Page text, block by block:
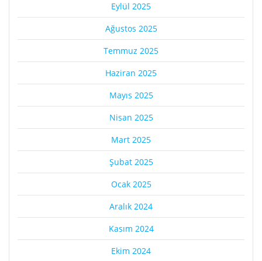
Eylül 2025
Ağustos 2025
Temmuz 2025
Haziran 2025
Mayıs 2025
Nisan 2025
Mart 2025
Şubat 2025
Ocak 2025
Aralık 2024
Kasım 2024
Ekim 2024